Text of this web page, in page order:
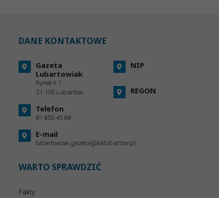
DANE KONTAKTOWE
Gazeta
Lubartowiak
Rynek II 1
21-100 Lubartów
Telefon
81 855 45 68
E-mail
lubartowiak.gazeta@loklubartow.pl
NIP
REGON
WARTO SPRAWDZIĆ
Fakty